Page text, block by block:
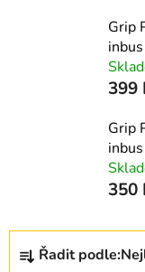
Grip
399
Grip
350
Ř
Řadit podle: